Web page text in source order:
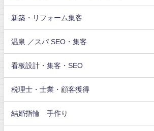
新築・リフォーム集客
温泉 ／スパ SEO・集客
看板設計・集客・SEO
税理士・士業・顧客獲得
結婚指輪 手作り